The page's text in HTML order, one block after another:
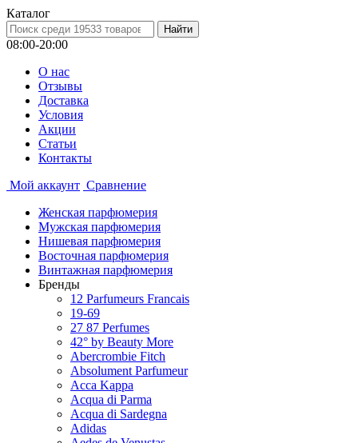
Каталог
08:00-20:00
О нас
Отзывы
Доставка
Условия
Aкции
Статьи
Контакты
Мой аккаунт Сравнение
Женская парфюмерия
Мужская парфюмерия
Нишевая парфюмерия
Восточная парфюмерия
Винтажная парфюмерия
Бренды
12 Parfumeurs Francais
19-69
27 87 Perfumes
42° by Beauty More
Abercrombie Fitch
Absolument Parfumeur
Acca Kappa
Acqua di Parma
Acqua di Sardegna
Adidas